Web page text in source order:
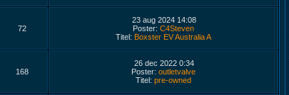
72
23 aug 2024 14:08
Poster: C4Steven
Titel: Boxster EV Australia A
168
26 dec 2022 0:34
Poster: outletvalve
Titel: pre-owned